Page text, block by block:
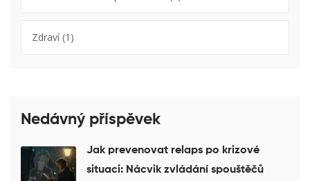
Zdraví(1)
Nedávný příspěvek
Jak prevenovat relaps po krizové
situaci: Nácvik zvládání spouštěčů